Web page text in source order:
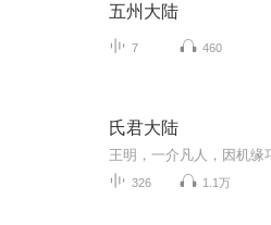
五州大陆
7 460
氏君大陆
326 1.1万